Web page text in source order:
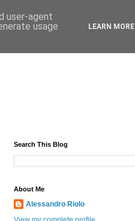
Search This Blog
About Me
Alessandro Riolo
user-agent
usage
LEARN MORE